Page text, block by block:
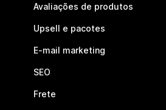
Avaliações de produtos
Upsell e pacotes
E-mail marketing
SEO
Frete